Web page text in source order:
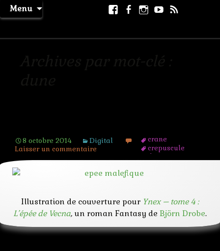
Menu
Aller
au
Facebook
Facebook
page
Instagram
Youtube
8 octobre 2014 Digital
crane
crepuscule
dune
pyramide
sable
Laisser un commentaire
Illustration de couverture pour Ynex – tome 4 :
L’épée de Vecna, un roman Fantasy de Björn Drobe.